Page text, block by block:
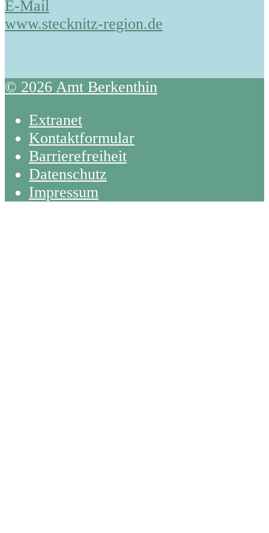
E-Mail
www.stecknitz-region.de
© 2026 Amt Berkenthin
Extranet
Kontaktformular
Barrierefreiheit
Datenschutz
Impressum